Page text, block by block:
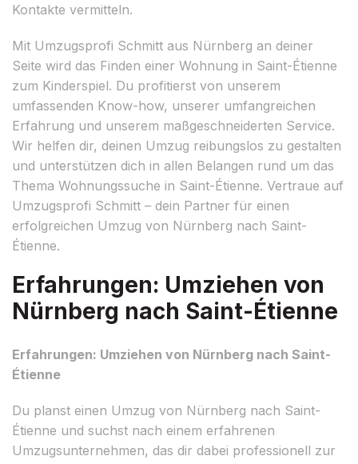
Kontakte vermitteln.
Mit Umzugsprofi Schmitt aus Nürnberg an deiner
Seite wird das Finden einer Wohnung in Saint-Étienne
zum Kinderspiel. Du profitierst von unserem
umfassenden Know-how, unserer umfangreichen
Erfahrung und unserem maßgeschneiderten Service.
Wir helfen dir, deinen Umzug reibungslos zu gestalten
und unterstützen dich in allen Belangen rund um das
Thema Wohnungssuche in Saint-Étienne. Vertraue auf
Umzugsprofi Schmitt – dein Partner für einen
erfolgreichen Umzug von Nürnberg nach Saint-
Étienne.
Erfahrungen: Umziehen von
Nürnberg nach Saint-Étienne
Erfahrungen: Umziehen von Nürnberg nach Saint-
Étienne
Du planst einen Umzug von Nürnberg nach Saint-
Étienne und suchst nach einem erfahrenen
Umzugsunternehmen, das dir dabei professionell zur